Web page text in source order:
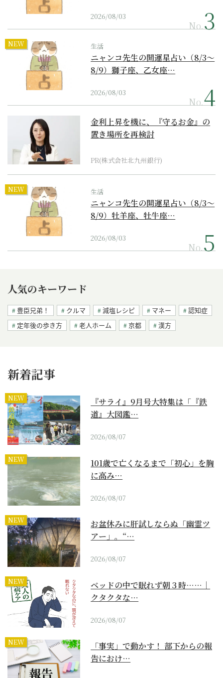
2026/08/03
No.
NEW 生活
ニャンコ先生の開運星占い（8/3～
8/9）獅子座、乙女座…
2026/08/03
No.
金利上昇を機に、『守るお金』の
置き場所を再検討
PR(株式会社北九州銀行)
NEW 生活
ニャンコ先生の開運星占い（8/3～
8/9）牡羊座、牡牛座…
2026/08/03
No.
人気のキーワード
豊臣兄弟！ クルマ 減塩レシピ マネー
認知症
定年後の歩き方
老人ホーム 京都 漢方
新着記事
NEW
『サライ』9月号大特集は「『鉄
道』大図鑑…
2026/08/07
NEW
101歳で亡くなるまで「初心」を胸
に高み…
2026/08/07
NEW
お盆休みに肝試しならぬ「幽霊ツ
アー」。“…
2026/08/07
NEW
ベッドの中で眠れず朝３時……｜
クタクタな…
2026/08/07
NEW
「事実」で動かす！ 部下からの報
告におけ…